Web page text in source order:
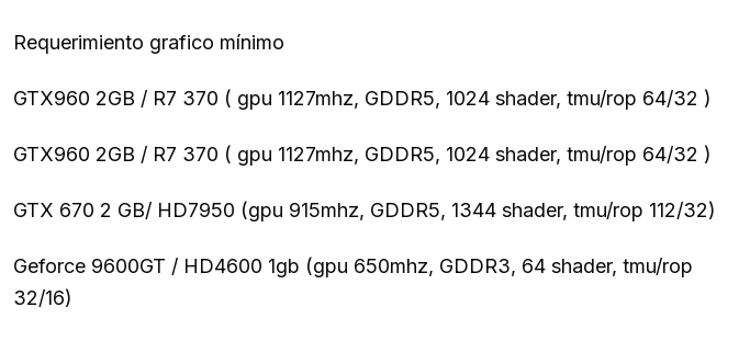
Requerimiento grafico mínimo
GTX960 2GB / R7 370 ( gpu 1127mhz, GDDR5, 1024 shader, tmu/rop 64/32 )
GTX960 2GB / R7 370 ( gpu 1127mhz, GDDR5, 1024 shader, tmu/rop 64/32 )
GTX 670 2 GB/ HD7950 (gpu 915mhz, GDDR5, 1344 shader, tmu/rop 112/32)
Geforce 9600GT / HD4600 1gb (gpu 650mhz, GDDR3, 64 shader, tmu/rop
32/16)